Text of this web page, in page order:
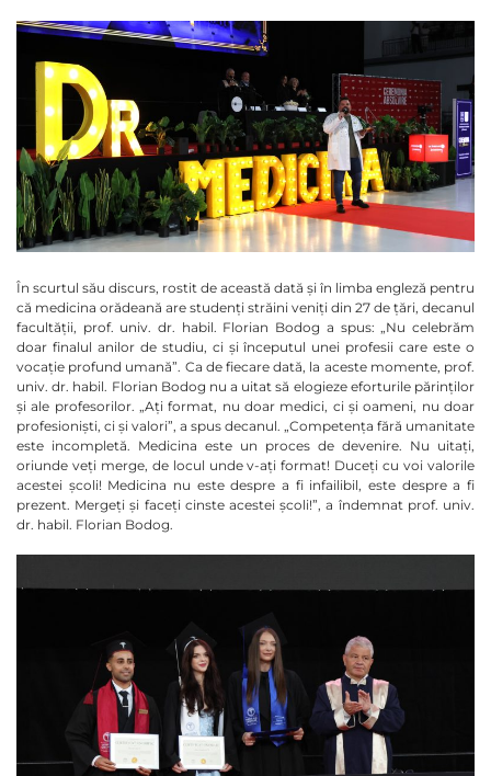
În scurtul său discurs, rostit de această dată și în limba engleză pentru
că medicina orădeană are studenți străini veniți din 27 de țări, decanul
facultății, prof. univ. dr. habil. Florian Bodog a spus: „Nu celebrăm
doar finalul anilor de studiu, ci și începutul unei profesii care este o
vocație profund umană”. Ca de fiecare dată, la aceste momente, prof.
univ. dr. habil. Florian Bodog nu a uitat să elogieze eforturile părinților
și ale profesorilor. „Ați format, nu doar medici, ci și oameni, nu doar
profesioniști, ci și valori”, a spus decanul. „Competența fără umanitate
este incompletă. Medicina este un proces de devenire. Nu uitați,
oriunde veți merge, de locul unde v-ați format! Duceți cu voi valorile
acestei școli! Medicina nu este despre a fi infailibil, este despre a fi
prezent. Mergeți și faceți cinste acestei școli!”, a îndemnat prof. univ.
dr. habil. Florian Bodog.